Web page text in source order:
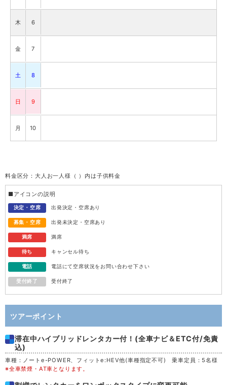
木 6
金 7
土 8
日 9
月 10
水 12
木 13
金 14
日 16
月 17
火 18
水 19
料金区分：大人お一人様（ ）内は子供料金
■アイコンの説明
決定・空席 出発決定・空席あり
募集・空席 出発未決定・空席あり
満席 満席
待ち キャンセル待ち
電話 電話にて空席状況をお問い合わせ下さい
受付終了 受付終了
ツアーポイント
滞在中ハイブリッドレンタカー付！(全車ナビ＆ETC付/免責
込)
車種：ノートe-POWER、フィットe:HEV他(車種指定不可) 乗車定員：5名様
※全車禁煙・AT車となります。